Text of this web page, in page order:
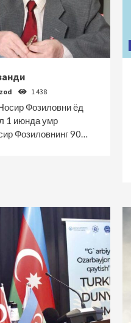
1 438
Фозиловни ёд
1 июнда умр
Фозиловнинг 90…